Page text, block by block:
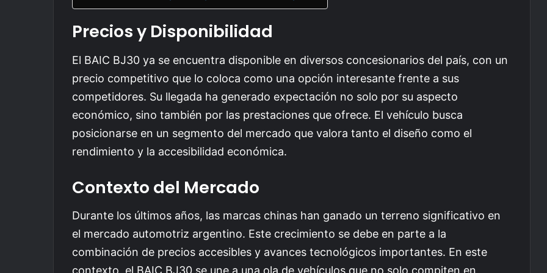
Precios y Disponibilidad
El BAIC BJ30 ya se encuentra disponible en diversos concesionarios del país, con un
precio competitivo que lo coloca como una opción interesante frente a sus
competidores. Su llegada ha generado expectación no solo por su aspecto
económico, sino también por las prestaciones que ofrece. El vehículo busca
posicionarse en un segmento del mercado que valora tanto el diseño como el
rendimiento y la accesibilidad económica.
Contexto del Mercado
Durante los últimos años, las marcas chinas han ganado un terreno significativo en
el mercado automotriz argentino. Este crecimiento se debe en parte a la
combinación de precios accesibles y avances tecnológicos importantes. En este
contexto, el BAIC BJ30 se une a una ola de vehículos que no solo compiten en